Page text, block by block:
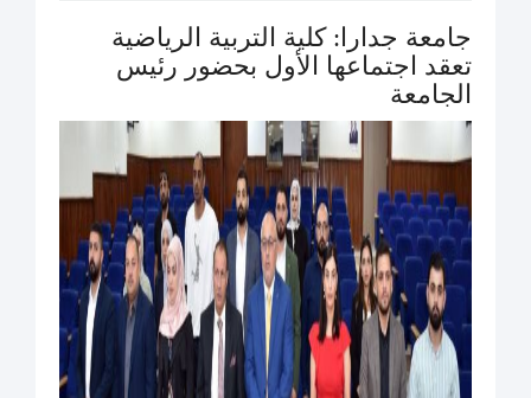
جامعة جدارا: كلية التربية الرياضية
تعقد اجتماعها الأول بحضور رئيس
الجامعة